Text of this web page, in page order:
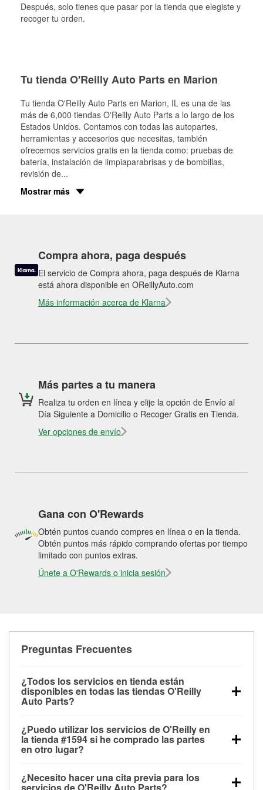
Después, solo tienes que pasar por la tienda que elegiste y
recoger tu orden.
Tu tienda O'Reilly Auto Parts en Marion
Tu tienda O'Reilly Auto Parts en Marion, IL es una de las
más de 6,000 tiendas O'Reilly Auto Parts a lo largo de los
Estados Unidos. Contamos con todas las autopartes,
herramientas y accesorios que necesitas, también
ofrecemos servicios gratis en la tienda como: pruebas de
batería, instalación de limpiaparabrisas y de bombillas,
revisión de...
Mostrar más
Compra ahora, paga después
El servicio de Compra ahora, paga después de Klarna
está ahora disponible en OReillyAuto.com
Más información acerca de Klarna
Más partes a tu manera
Realiza tu orden en línea y elije la opción de Envío al
Día Siguiente a Domicilio o Recoger Gratis en Tienda.
Ver opciones de envío
Gana con O'Rewards
Obtén puntos cuando compres en línea o en la tienda.
Obtén puntos más rápido comprando ofertas por tiempo
limitado con puntos extras.
Únete a O'Rewards o inicia sesión
Preguntas Frecuentes
¿Todos los servicios en tienda están
disponibles en todas las tiendas O'Reilly
Auto Parts?
las pruebas de batería, pruebas de alternador y
motor de arranque, revisión de la luz “Check Engine”
con O'Reilly VeriScan® e instalación de
limpiaparabrisas o bombillas, están disponibles en
todas las tiendas O'Reilly Auto Parts. La tienda
¿Puedo utilizar los servicios de O'Reilly en
la tienda #1594 si he comprado las partes
en otro lugar?
de O'Reilly Auto Parts que estén disponibles en la
¿Necesito hacer una cita previa para los